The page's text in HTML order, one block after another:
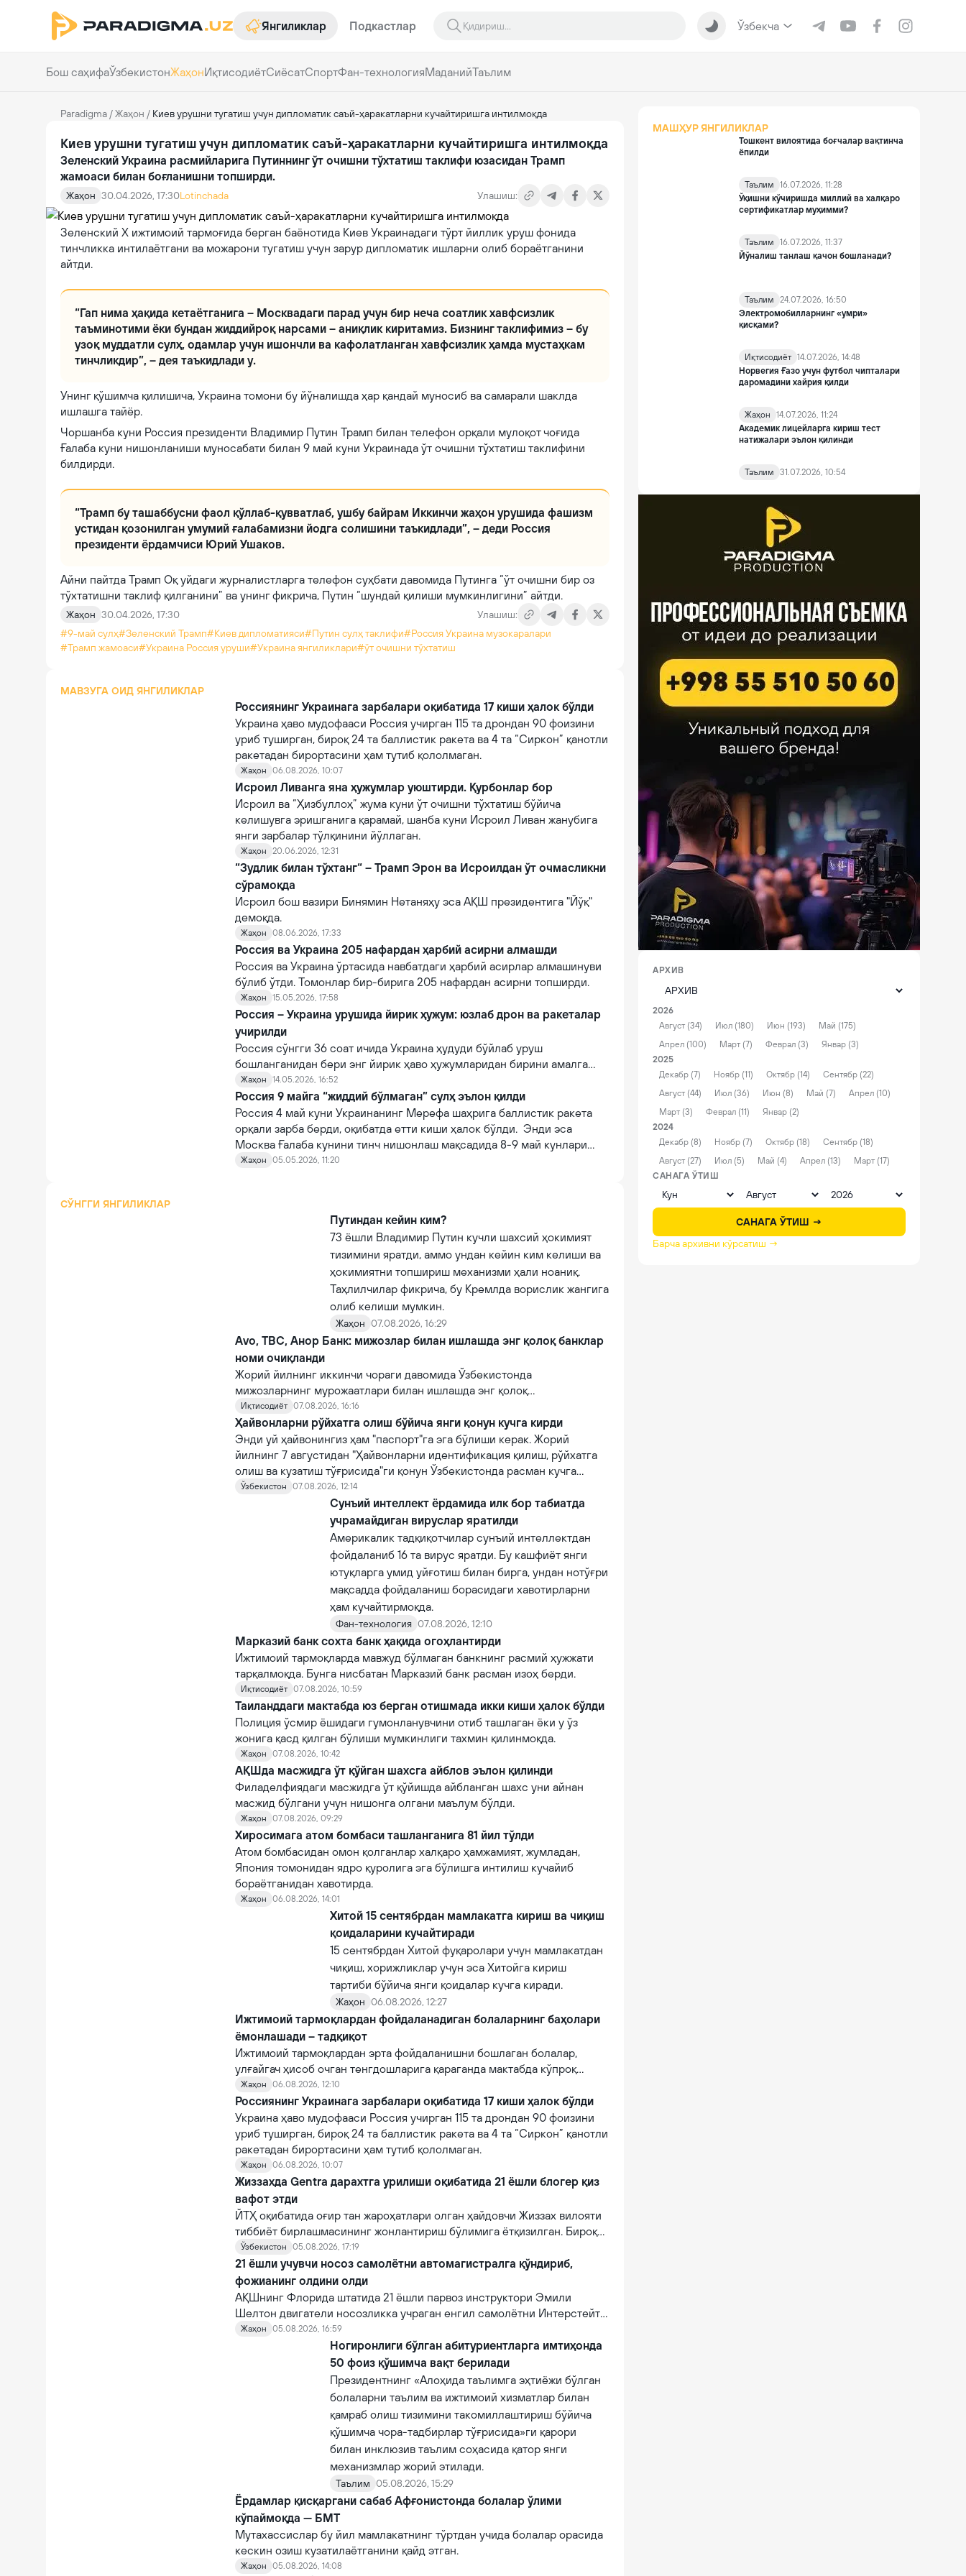
Янгиликлар Подкастлар Ўзбекча
Бош саҳифаЎзбекистонЖаҳонИқтисодиётСиёсатСпортФан-технологияМаданийТаълим
Paradigma /Жаҳон / Киев урушни тугатиш учун дипломатик саъй-ҳаракатларни кучайтиришга интилмоқда
Киев урушни тугатиш учун дипломатик саъй-ҳаракатларни кучайтиришга интилмоқда
Зеленский Украина расмийларига Путиннинг ўт очишни тўхтатиш таклифи юзасидан Трамп
жамоаси билан боғланишни топширди.
Жаҳон 30.04.2026, 17:30Lotinchada Улашиш:
Зеленский Х ижтимоий тармоғида берган баёнотида Киев Украинадаги тўрт йиллик уруш фонида
тинчликка интилаётгани ва можарони тугатиш учун зарур дипломатик ишларни олиб бораётганини
айтди.
“Гап нима ҳақида кетаётганига – Москвадаги парад учун бир неча соатлик хавфсизлик
таъминотими ёки бундан жиддийроқ нарсами – аниқлик киритамиз. Бизнинг таклифимиз – бу
узоқ муддатли сулҳ, одамлар учун ишончли ва кафолатланган хавфсизлик ҳамда мустаҳкам
тинчликдир”, – дея таъкидлади у.
Унинг қўшимча қилишича, Украина томони бу йўналишда ҳар қандай муносиб ва самарали шаклда
ишлашга тайёр.
Чоршанба куни Россия президенти Владимир Путин Трамп билан телефон орқали мулоқот чоғида
Ғалаба куни нишонланиши муносабати билан 9 май куни Украинада ўт очишни тўхтатиш таклифини
билдирди.
“Трамп бу ташаббусни фаол қўллаб-қувватлаб, ушбу байрам Иккинчи жаҳон урушида фашизм
устидан қозонилган умумий ғалабамизни йодга солишини таъкидлади”, – деди Россия
президенти ёрдамчиси Юрий Ушаков.
Айни пайтда Трамп Оқ уйдаги журналистларга телефон суҳбати давомида Путинга “ўт очишни бир оз
тўхтатишни таклиф қилганини” ва унинг фикрича, Путин “шундай қилиши мумкинлигини” айтди.
Жаҳон 30.04.2026, 17:30
Улашиш:
#9-май сулҳ#Зеленский Трамп#Киев дипломатияси#Путин сулҳ таклифи#Россия Украина музокаралари
#Трамп жамоаси#Украина Россия уруши#Украина янгиликлари#ўт очишни тўхтатиш
МАВЗУГА ОИД ЯНГИЛИКЛАР
Россиянинг Украинага зарбалари оқибатида 17 киши ҳалок бўлди
Украина ҳаво мудофааси Россия учирган 115 та дрондан 90 фоизини
уриб туширган, бироқ 24 та баллистик ракета ва 4 та “Сиркон” қанотли
ракетадан бирортасини ҳам тутиб қололмаган.
Жаҳон 06.08.2026, 10:07
Исроил Ливанга яна ҳужумлар уюштирди. Қурбонлар бор
Исроил ва “Ҳизбуллоҳ” жума куни ўт очишни тўхтатиш бўйича
келишувга эришганига қарамай, шанба куни Исроил Ливан жанубига
янги зарбалар тўлқинини йўллаган.
Жаҳон 20.06.2026, 12:31
“Зудлик билан тўхтанг“ – Трамп Эрон ва Исроилдан ўт очмасликни
сўрамоқда
Исроил бош вазири Бинямин Нетаняҳу эса АҚШ президентига "Йўқ"
демоқда.
Жаҳон 08.06.2026, 17:33
Россия ва Украина 205 нафардан ҳарбий асирни алмашди
Россия ва Украина ўртасида навбатдаги ҳарбий асирлар алмашинуви
бўлиб ўтди. Томонлар бир-бирига 205 нафардан асирни топширди.
Жаҳон 15.05.2026, 17:58
Россия – Украина урушида йирик ҳужум: юзлаб дрон ва ракеталар
учирилди
Россия сўнгги 36 соат ичида Украина ҳудуди бўйлаб уруш
бошланганидан бери энг йирик ҳаво ҳужумларидан бирини амалга
оширди. Маълумотларга кўра, мамлакат шаҳарлари томон 1560 дан
ортиқ дрон ва ўнлаб ракеталар учирилган.
Жаҳон 14.05.2026, 16:52
Россия 9 майга “жиддий бўлмаган” сулҳ эълон қилди
Россия 4 май куни Украинанинг Мерефа шаҳрига баллистик ракета
орқали зарба берди, оқибатда етти киши ҳалок бўлди. Энди эса
Москва Ғалаба кунини тинч нишонлаш мақсадида 8-9 май кунлари
учун вақтинчалик сулҳ таклиф қилмоқда.
Жаҳон 05.05.2026, 11:20
СЎНГГИ ЯНГИЛИКЛАР
Путиндан кейин ким?
73 ёшли Владимир Путин кучли шахсий ҳокимият
тизимини яратди, аммо ундан кейин ким келиши ва
ҳокимиятни топшириш механизми ҳали ноаниқ.
Таҳлилчилар фикрича, бу Кремлда ворислик жангига
олиб келиши мумкин.
Жаҳон 07.08.2026, 16:29
Avo, TBC, Анор Банк: мижозлар билан ишлашда энг қолоқ банклар
номи очиқланди
Жорий йилнинг иккинчи чораги давомида Ўзбекистонда
мижозларнинг мурожаатлари билан ишлашда энг қолоқ
кўрсаткичларга эга 10 та тижорий банклар рўйхати очиқланган.
Иқтисодиёт 07.08.2026, 16:16
Ҳайвонларни рўйхатга олиш бўйича янги қонун кучга кирди
Энди уй ҳайвонингиз ҳам "паспорт"га эга бўлиши керак. Жорий
йилнинг 7 августидан "Ҳайвонларни идентификация қилиш, рўйхатга
олиш ва кузатиш тўғрисида"ги қонун Ўзбекистонда расман кучга
кирди.
Ўзбекистон 07.08.2026, 12:14
Сунъий интеллект ёрдамида илк бор табиатда
учрамайдиган вируслар яратилди
Америкалик тадқиқотчилар сунъий интеллектдан
фойдаланиб 16 та вирус яратди. Бу кашфиёт янги
ютуқларга умид уйғотиш билан бирга, ундан нотўғри
мақсадда фойдаланиш борасидаги хавотирларни
ҳам кучайтирмоқда.
Фан-технология 07.08.2026, 12:10
Марказий банк сохта банк ҳақида огоҳлантирди
Ижтимоий тармоқларда мавжуд бўлмаган банкнинг расмий ҳужжати
тарқалмоқда. Бунга нисбатан Марказий банк расман изоҳ берди.
Иқтисодиёт 07.08.2026, 10:59
Таиланддаги мактабда юз берган отишмада икки киши ҳалок бўлди
Полиция ўсмир ёшидаги гумонланувчини отиб ташлаган ёки у ўз
жонига қасд қилган бўлиши мумкинлиги тахмин қилинмоқда.
Жаҳон 07.08.2026, 10:42
АҚШда масжидга ўт қўйган шахсга айблов эълон қилинди
Филаделфиядаги масжидга ўт қўйишда айбланган шахс уни айнан
масжид бўлгани учун нишонга олгани маълум бўлди.
Жаҳон 07.08.2026, 09:29
Хиросимага атом бомбаси ташланганига 81 йил тўлди
Атом бомбасидан омон қолганлар халқаро ҳамжамият, жумладан,
Япония томонидан ядро қуролига эга бўлишга интилиш кучайиб
бораётганидан хавотирда.
Жаҳон 06.08.2026, 14:01
Хитой 15 сентябрдан мамлакатга кириш ва чиқиш
қоидаларини кучайтиради
15 сентябрдан Хитой фуқаролари учун мамлакатдан
чиқиш, хорижликлар учун эса Хитойга кириш
тартиби бўйича янги қоидалар кучга киради.
Жаҳон 06.08.2026, 12:27
Ижтимоий тармоқлардан фойдаланадиган болаларнинг баҳолари
ёмонлашади – тадқиқот
Ижтимоий тармоқлардан эрта фойдаланишни бошлаган болалар,
улғайгач ҳисоб очган тенгдошларига қараганда мактабда кўпроқ
қийналишади.
Жаҳон 06.08.2026, 12:10
Россиянинг Украинага зарбалари оқибатида 17 киши ҳалок бўлди
Украина ҳаво мудофааси Россия учирган 115 та дрондан 90 фоизини
уриб туширган, бироқ 24 та баллистик ракета ва 4 та “Сиркон” қанотли
ракетадан бирортасини ҳам тутиб қололмаган.
Жаҳон 06.08.2026, 10:07
Жиззахда Gentra дарахтга урилиши оқибатида 21 ёшли блогер қиз
вафот этди
ЙТҲ оқибатида оғир тан жароҳатлари олган ҳайдовчи Жиззах вилояти
тиббиёт бирлашмасининг жонлантириш бўлимига ётқизилган. Бироқ
шифокорлар томонидан кўрсатилган тиббий муолажаларга
қарамасдан, у вафот этган.
Ўзбекистон 05.08.2026, 17:19
21 ёшли учувчи носоз самолётни автомагистралга қўндириб,
фожианинг олдини олди
АҚШнинг Флорида штатида 21 ёшли парвоз инструктори Эмили
Шелтон двигатели носозликка учраган енгил самолётни Интерстейт
10 автомагистралига муваффақиятли қўндириб, эҳтимолий йирик
фожианинг олдини олди.
Жаҳон 05.08.2026, 16:59
Ногиронлиги бўлган абитуриентларга имтиҳонда
50 фоиз қўшимча вақт берилади
Президентнинг «Алоҳида таълимга эҳтиёжи бўлган
болаларни таълим ва ижтимоий хизматлар билан
қамраб олиш тизимини такомиллаштириш бўйича
қўшимча чора-тадбирлар тўғрисида»ги қарори
билан инклюзив таълим соҳасида қатор янги
механизмлар жорий этилади.
Таълим 05.08.2026, 15:29
Ёрдамлар қисқаргани сабаб Афғонистонда болалар ўлими
кўпаймоқда — БМТ
Мутахассислар бу йил мамлакатнинг тўртдан учида болалар орасида
кескин озиш кузатилаётганини қайд этган.
Жаҳон 05.08.2026, 14:08
МАШҲУР ЯНГИЛИКЛАР
Тошкент вилоятида боғчалар вақтинча
ёпилди
Таълим
16.07.2026, 11:28
Ўқишни кўчиришда миллий ва халқаро
сертификатлар муҳимми?
Таълим
16.07.2026, 11:37
Йўналиш танлаш қачон бошланади?
Таълим
24.07.2026, 16:50
Электромобилларнинг «умри»
қисқами?
Иқтисодиёт 14.07.2026, 14:48
Норвегия Ғазо учун футбол чипталари
даромадини хайрия қилди
Жаҳон
14.07.2026, 11:24
Академик лицейларга кириш тест
натижалари эълон қилинди
Таълим 31.07.2026, 10:54
АРХИВ
2026
Август (34)
Июл (180) Июн (193)
Май (175)
Апрел (100)
Март (7) Феврал (3)
Январ (3)
2025
Декабр (7)
Ноябр (11) Октябр (14)
Сентябр (22)
Август (44)
Июл (36) Июн (8) Май (7)
Апрел (10)
Март (3)
Феврал (11)
Январ (2)
2024
Декабр (8)
Ноябр (7) Октябр (18)
Сентябр (18)
Август (27)
Июл (5) Май (4) Апрел (13)
Март (17)
САНАГА ЎТИШ
САНАГА ЎТИШ →
Барча архивни кўрсатиш →